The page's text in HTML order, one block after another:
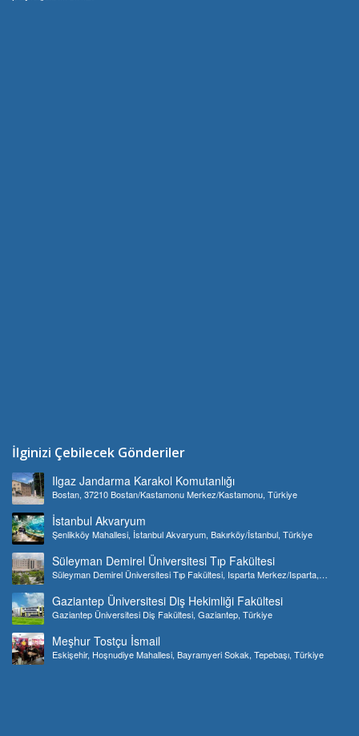
İlginizi Çebilecek Gönderiler
Ilgaz Jandarma Karakol Komutanlığı
Bostan, 37210 Bostan/Kastamonu Merkez/Kastamonu, Türkiye
İstanbul Akvaryum
Şenlikköy Mahallesi, İstanbul Akvaryum, Bakırköy/İstanbul, Türkiye
Süleyman Demirel Üniversitesi Tıp Fakültesi
Süleyman Demirel Üniversitesi Tıp Fakültesi, Isparta Merkez/Isparta,
Gaziantep Üniversitesi Diş Hekimliği Fakültesi
Gaziantep Üniversitesi Diş Fakültesi, Gaziantep, Türkiye
Meşhur Tostçu İsmail
Eskişehir, Hoşnudiye Mahallesi, Bayramyeri Sokak, Tepebaşı, Türkiye